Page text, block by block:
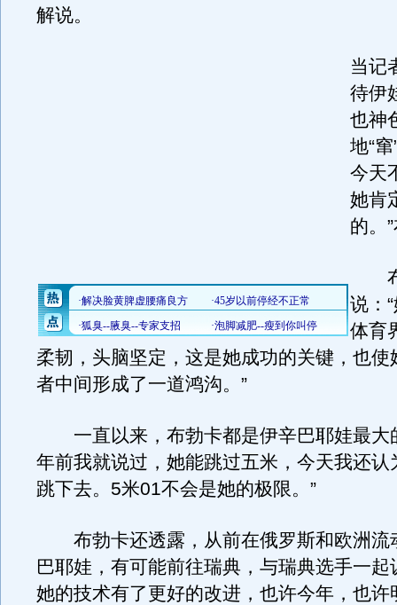
解说。
当记
待伊
也神
地“
今天
她肯
的。
布
说：
体育
柔韧，头脑坚定，这是她成功的关键，也使
者中间形成了一道鸿沟。”
一直以来，布勃卡都是伊辛巴耶娃最大
年前我就说过，她能跳过五米，今天我还认
跳下去。5米01不会是她的极限。”
布勃卡还透露，从前在俄罗斯和欧洲流
巴耶娃，有可能前往瑞典，与瑞典选手一起
她的技术有了更好的改进，也许今年，也许